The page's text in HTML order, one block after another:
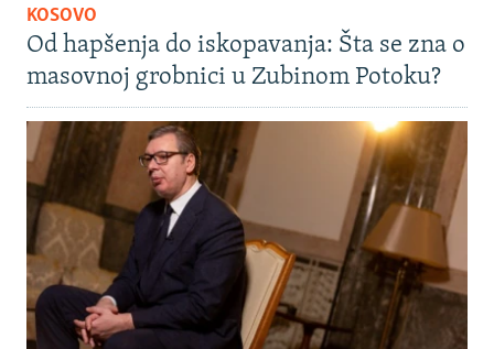
KOSOVO
Od hapšenja do iskopavanja: Šta se zna o
masovnoj grobnici u Zubinom Potoku?